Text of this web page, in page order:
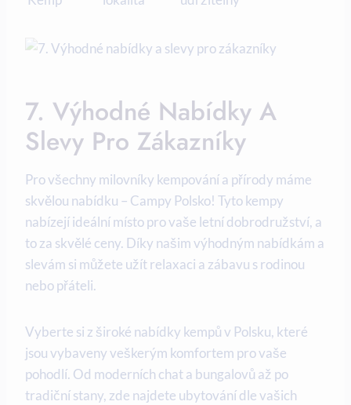
7. Výhodné Nabídky‌ A
Slevy Pro Zákazníky
Pro všechny‌ milovníky kempování a přírody máme ​
skvělou nabídku – Campy​ Polsko! Tyto kempy
nabízejí ⁢ideální místo pro vaše letní dobrodružství,‌ a
to za skvělé ceny. Díky našim výhodným ‌nabídkám a
slevám si ‌můžete užít relaxaci a zábavu s rodinou
nebo přáteli.
Vyberte si z široké nabídky kempů v Polsku, které‌
jsou vybaveny veškerým komfortem pro‌ vaše
pohodlí. ‍Od‌ moderních chat a bungalovů⁢ až po
tradiční stany, zde ⁣najdete ubytování dle vašich